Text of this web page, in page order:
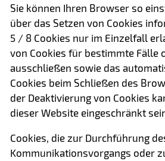
Sie können Ihren Browser so
über das Setzen von Cookies
5 / 8 Cookies nur im Einzelfall
von Cookies für bestimmte Fälle
ausschließen sowie das
Cookies beim Schließen des
der Deaktivierung von Cookies
dieser Website eingeschränkt
Cookies, die zur Durchführung
Kommunikationsvorgangs oder